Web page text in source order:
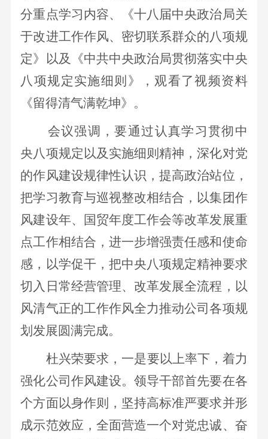
分重点学习内容、
《十八届中央政治局关
于改进工作作风、密切联系群众的八项规
定》以及《中共中央政治局贯彻落实中央
八项规定实施细则》，观看了视频资料
《留得清气满乾坤》。
会议强调，要通过认真学习贯彻中
央八项规定以及实施细则精神，深化对党
的作风建设规律性认识，提高政治站位，
把学习教育与巡视整改相结合，以集团作
风建设年、国贸年度工作会等改革发展重
点工作相结合，进一步增强责任感和使命
感，以学促干，把中央八项规定精神要求
切入日常经营管理、改革发展全流程，以
风清气正的工作作风全力推动公司各项规
划发展圆满完成。
杜兴荣要求， 一是要以上率下，着力
强化公司作风建设。领导干部首先要在各
个方面以身作则，坚持高标准严要求并形
成示范效应，全面营造一个对党忠诚、奋